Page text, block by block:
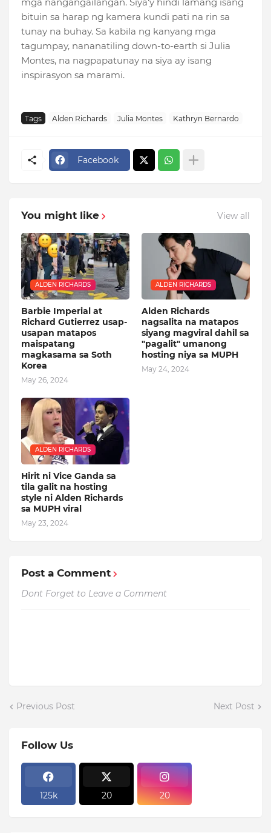
bituin sa harap ng kamera kundi pati na rin sa
tunay na buhay. Sa kabila ng kanyang mga
tagumpay, nananatiling down-to-earth si Julia
Montes, na nagpapatunay na siya ay isang
inspirasyon sa marami.
Tags Alden Richards Julia Montes Kathryn Bernardo
Facebook
You might like View all
ALDEN RICHARDS
Barbie Imperial at
Richard Gutierrez usap-
usapan matapos
maispatang
magkasama sa Soth
Korea
May 26, 2024
ALDEN RICHARDS
Alden Richards
nagsalita na matapos
siyang magviral dahil sa
"pagalit" umanong
hosting niya sa MUPH
May 24, 2024
ALDEN RICHARDS
Hirit ni Vice Ganda sa
tila galit na hosting
style ni Alden Richards
sa MUPH viral
May 23, 2024
Post a Comment
Dont Forget to Leave a Comment
Previous Post Next Post
Follow Us
125k 20 20